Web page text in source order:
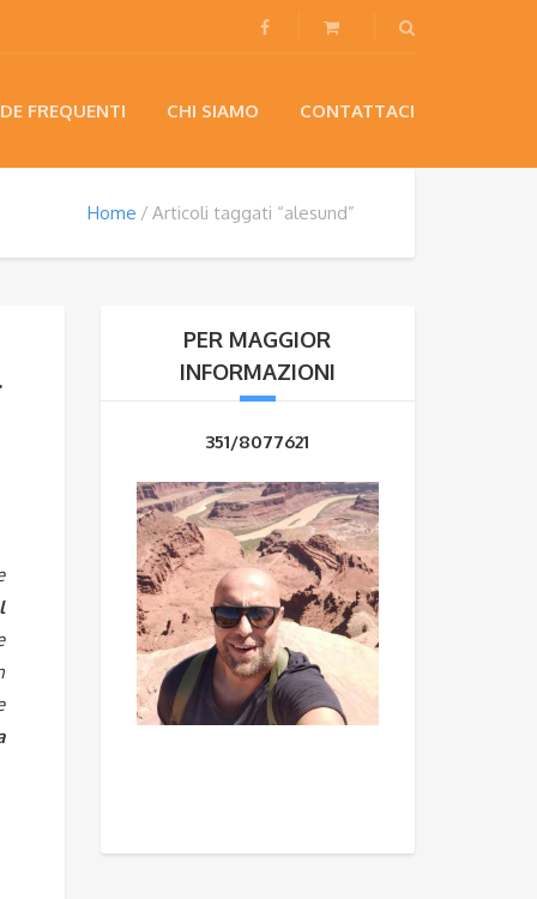
FREQUENTI CHI SIAMO CONTATTACI
Home Articoli taggati “alesund”
PER MAGGIOR
INFORMAZIONI
351/8077621